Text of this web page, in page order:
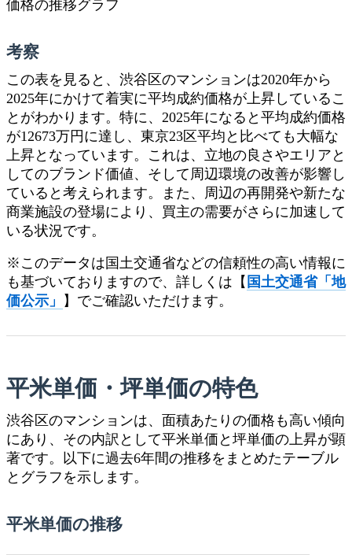
考察
この表を見ると、渋谷区のマンションは2020年から
2025年にかけて着実に平均成約価格が上昇しているこ
とがわかります。特に、2025年になると平均成約価格
が12673万円に達し、東京23区平均と比べても大幅な
上昇となっています。これは、立地の良さやエリアと
してのブランド価値、そして周辺環境の改善が影響し
ていると考えられます。また、周辺の再開発や新たな
商業施設の登場により、買主の需要がさらに加速して
いる状況です。
※このデータは国土交通省などの信頼性の高い情報に
も基づいておりますので、詳しくは【 国土交通省「地
価公示」
】でご確認いただけます。
平米単価・坪単価の特色
渋谷区のマンションは、面積あたりの価格も高い傾向
にあり、その内訳として平米単価と坪単価の上昇が顕
著です。以下に過去6年間の推移をまとめたテーブル
とグラフを示します。
平米単価の推移